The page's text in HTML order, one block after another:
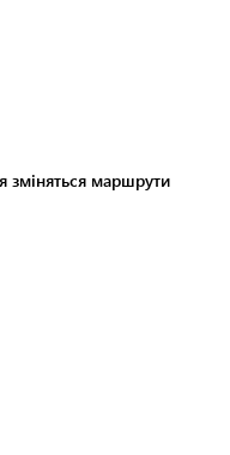
зміняться маршрути